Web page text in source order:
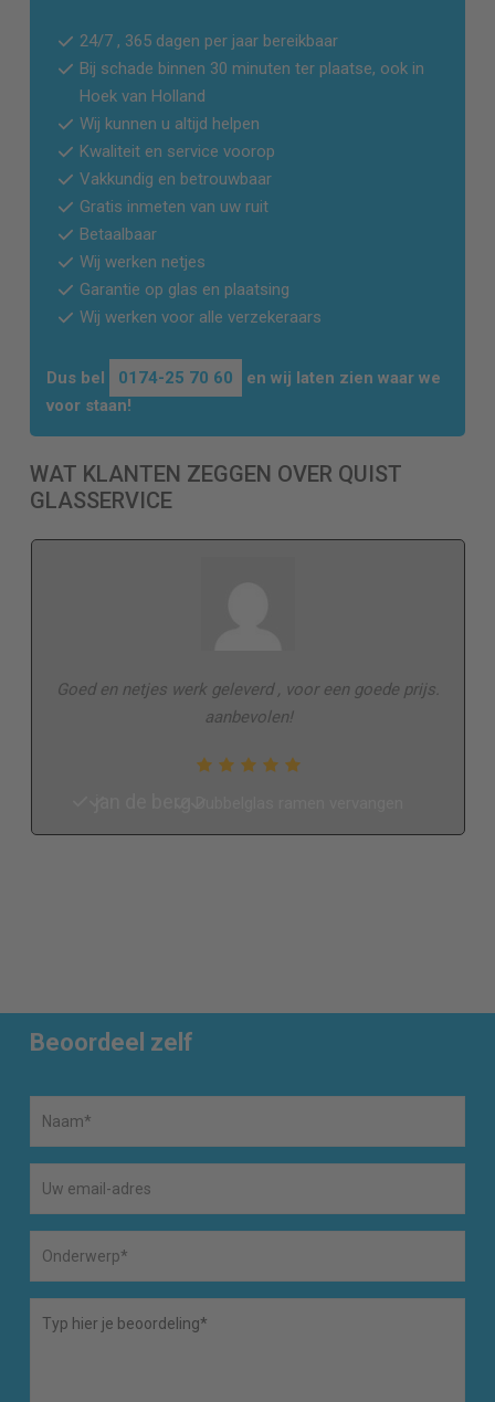
24/7 , 365 dagen per jaar bereikbaar
Bij schade binnen 30 minuten ter plaatse, ook in
Hoek van Holland
Wij kunnen u altijd helpen
Kwaliteit en service voorop
Vakkundig en betrouwbaar
Gratis inmeten van uw ruit
Betaalbaar
Wij werken netjes
Garantie op glas en plaatsing
Wij werken voor alle verzekeraars
Dus bel 0174-25 70 60
en wij laten zien waar we
voor staan!
WAT KLANTEN ZEGGEN OVER QUIST
GLASSERVICE
Goed en netjes werk geleverd , voor een goede prijs.
aanbevolen!
Beoordeel zelf